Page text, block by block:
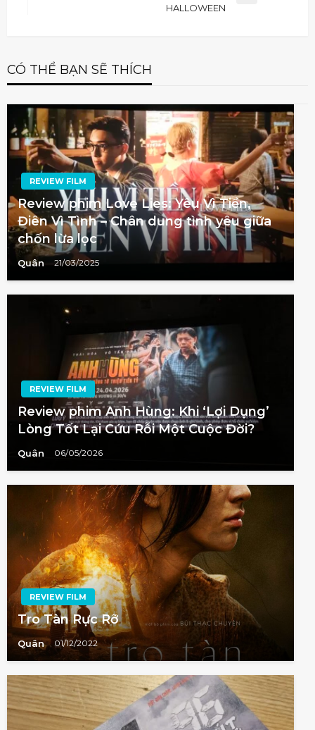
HALLOWEEN
CÓ THỂ BẠN SẼ THÍCH
REVIEW FILM
Review phim Love Lies: Yêu Vì Tiền,
Điên Vì Tình – Chân dung tình yêu giữa
chốn lừa lọc
Quân 21/03/2025
REVIEW FILM
Review phim Anh Hùng: Khi ‘Lợi Dụng’
Lòng Tốt Lại Cứu Rỗi Một Cuộc Đời?
Quân 06/05/2026
REVIEW FILM
Tro Tàn Rực Rỡ
Quân 01/12/2022